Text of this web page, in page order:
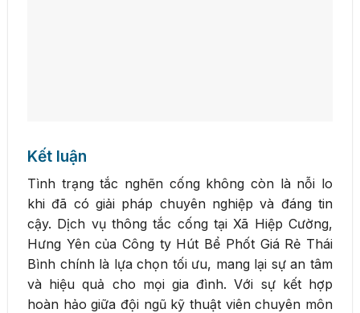
Kết luận
Tình trạng tắc nghẽn cống không còn là nỗi lo
khi đã có giải pháp chuyên nghiệp và đáng tin
cậy. Dịch vụ thông tắc cống tại Xã Hiệp Cường,
Hưng Yên của Công ty Hút Bể Phốt Giá Rẻ Thái
Bình chính là lựa chọn tối ưu, mang lại sự an tâm
và hiệu quả cho mọi gia đình. Với sự kết hợp
hoàn hảo giữa đội ngũ kỹ thuật viên chuyên môn